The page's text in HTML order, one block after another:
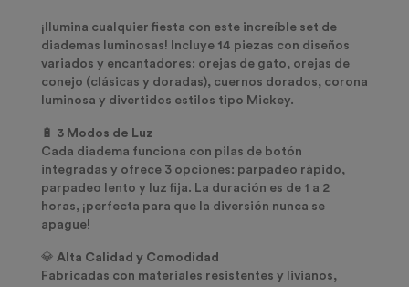
¡Ilumina cualquier fiesta con este increíble set de
diademas luminosas! Incluye 14 piezas con diseños
variados y encantadores: orejas de gato, orejas de
conejo (clásicas y doradas), cuernos dorados, corona
luminosa y divertidos estilos tipo Mickey.
🔋 3 Modos de Luz
Cada diadema funciona con pilas de botón
integradas y ofrece 3 opciones: parpadeo rápido,
parpadeo lento y luz fija. La duración es de 1 a 2
horas, ¡perfecta para que la diversión nunca se
apague!
💎 Alta Calidad y Comodidad
Fabricadas con materiales resistentes y livianos,